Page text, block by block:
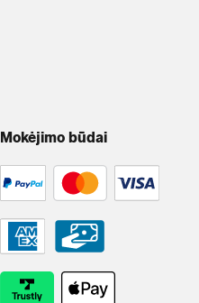
Mokėjimo būdai